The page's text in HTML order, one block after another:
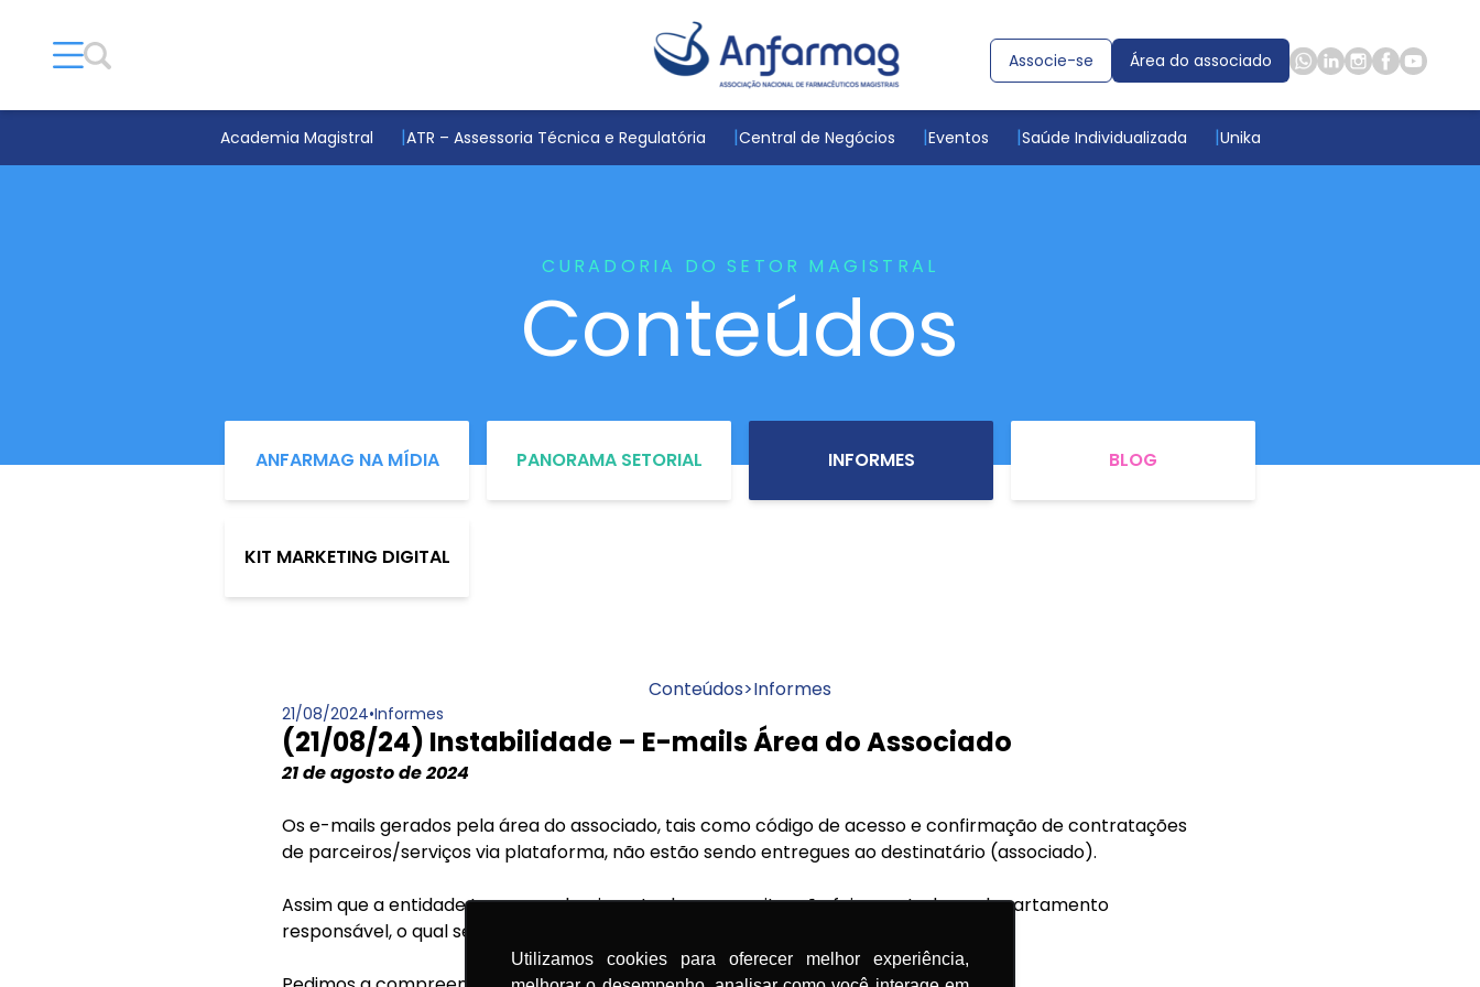
Utilizamos cookies para oferecer melhor experiência,
Associe-se Área do associado
Academia Magistral ATR – Assessoria Técnica e Regulatória Central de Negócios Eventos Saúde Individualizada Unika
CURADORIA DO SETOR MAGISTRAL
Conteúdos
ANFARMAG NA MÍDIA PANORAMA SETORIAL INFORMES BLOG
KIT MARKETING DIGITAL
Conteúdos>Informes
21/08/2024•Informes
(21/08/24) Instabilidade – E-mails Área do Associado
21 de agosto de 2024
Os e-mails gerados pela área do associado, tais como código de acesso e confirmação de contratações
de parceiros/serviços via plataforma, não estão sendo entregues ao destinatário (associado).
Assim que a entidade tomou conhecimento do caso, a situação foi reportada ao departamento
responsável, o qual segue empenhado para análise e eventual correção.